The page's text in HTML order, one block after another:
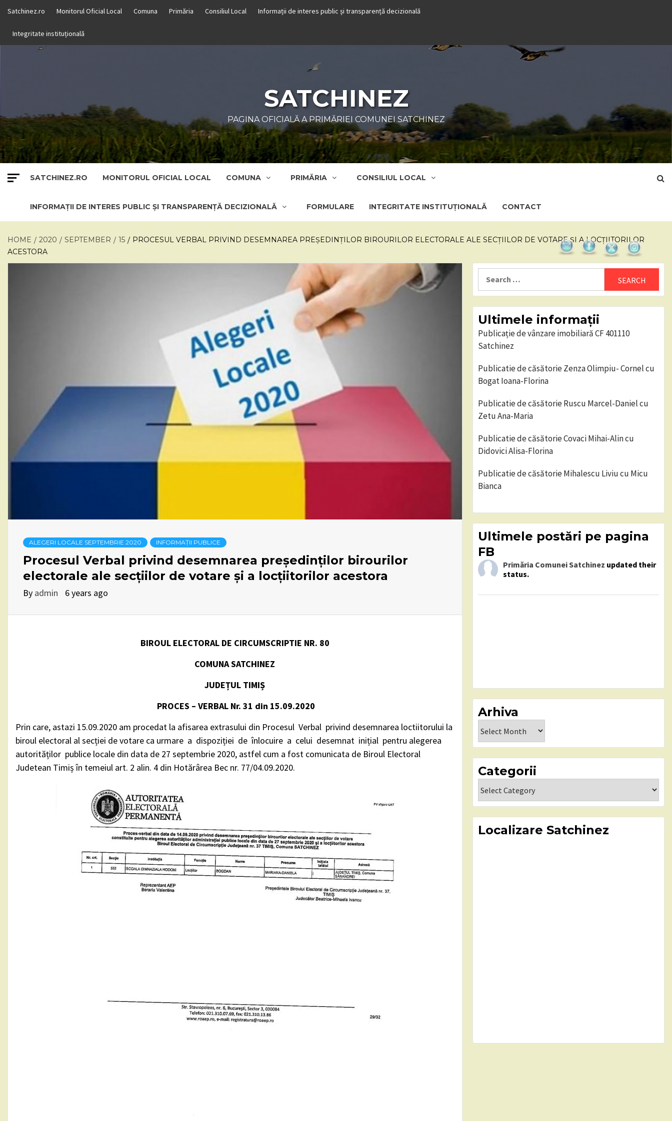
content
Satchinez.ro Monitorul Oficial Local Comuna Primăria Consiliul Local Informații de interes public și transparență decizională
Integritate instituțională
SATCHINEZ
PAGINA OFICIALĂ A PRIMĂRIEI COMUNEI SATCHINEZ
SATCHINEZ.RO MONITORUL OFICIAL LOCAL COMUNA PRIMĂRIA CONSILIUL LOCAL
INFORMAȚII DE INTERES PUBLIC ȘI TRANSPARENȚĂ DECIZIONALĂ FORMULARE INTEGRITATE INSTITUȚIONALĂ CONTACT
HOME 2020 SEPTEMBER 15
PROCESUL VERBAL PRIVIND DESEMNAREA PREȘEDINȚILOR BIROURILOR ELECTORALE ALE SECȚIILOR DE VOTARE ȘI A LOCȚIITORILOR
ACESTORA
ALEGERI LOCALE SEPTEMBRIE 2020 INFORMAȚII PUBLICE
Procesul Verbal privind desemnarea președinților birourilor
electorale ale secțiilor de votare și a locțiitorilor acestora
By admin 6 years ago
BIROUL ELECTORAL DE CIRCUMSCRIPTIE NR. 80
COMUNA SATCHINEZ
JUDEȚUL TIMIȘ
PROCES – VERBAL Nr. 31 din 15.09.2020
Prin care, astazi 15.09.2020 am procedat la afisarea extrasului din Procesul Verbal privind desemnarea loctiitorului la
biroul electoral al secției de votare ca urmare a dispoziției de înlocuire a celui desemnat inițial pentru alegerea
autorităților publice locale din data de 27 septembrie 2020, astfel cum a fost comunicata de Biroul Electoral
Judetean Timiș în temeiul art. 2 alin. 4 din Hotărârea Bec nr. 77/04.09.2020.
Ultimele informații
Publicație de vânzare imobiliară CF 401110
Satchinez
Publicatie de căsătorie Zenza Olimpiu- Cornel cu
Bogat Ioana-Florina
Publicatie de căsătorie Ruscu Marcel-Daniel cu
Zetu Ana-Maria
Publicatie de căsătorie Covaci Mihai-Alin cu
Didovici Alisa-Florina
Publicatie de căsătorie Mihalescu Liviu cu Micu
Bianca
Ultimele postări pe pagina
FB
Primăria Comunei Satchinez updated their
status.
Arhiva
Categorii
Localizare Satchinez